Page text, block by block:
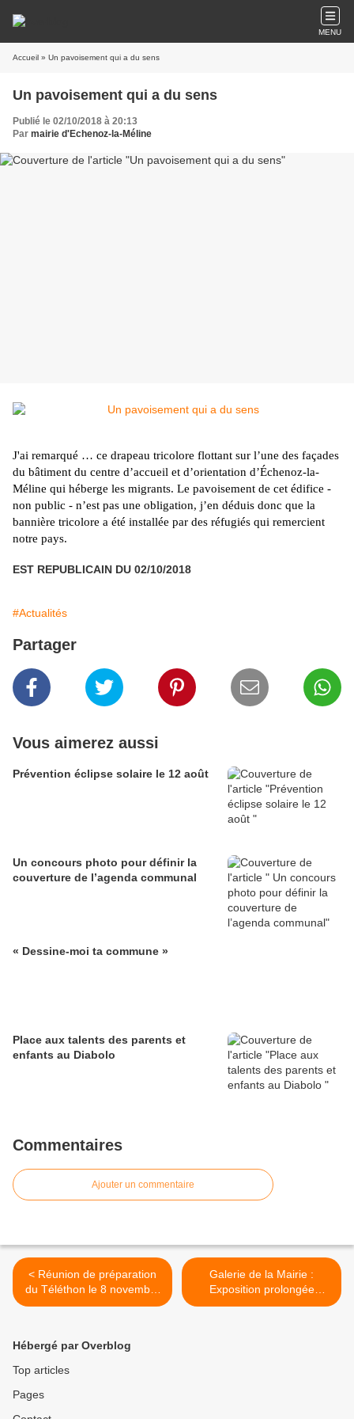
MENU
Accueil » Un pavoisement qui a du sens
Un pavoisement qui a du sens
Publié le 02/10/2018 à 20:13
Par mairie d'Echenoz-la-Méline
J'ai remarqué … ce drapeau tricolore flottant sur l’une des façades
du bâtiment du centre d’accueil et d’orientation d’Échenoz-la-
Méline qui héberge les migrants. Le pavoisement de cet édifice -
non public - n’est pas une obligation, j’en déduis donc que la
bannière tricolore a été installée par des réfugiés qui remercient
notre pays.
EST REPUBLICAIN DU 02/10/2018
#Actualités
Partager
Vous aimerez aussi
Prévention éclipse solaire le 12 août
Un concours photo pour définir la
couverture de l’agenda communal
« Dessine-moi ta commune »
Place aux talents des parents et
enfants au Diabolo
Commentaires
Ajouter un commentaire
< Réunion de préparation
du Téléthon le 8 novembre
2018
Galerie de la Mairie :
Exposition prolongée
jusqu'au 31 octobre >
Hébergé par Overblog
Top articles
Pages